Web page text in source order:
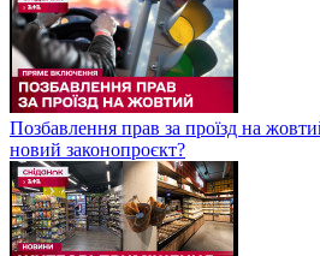
Позбавлення прав за проїзд на
новий законопроєкт?